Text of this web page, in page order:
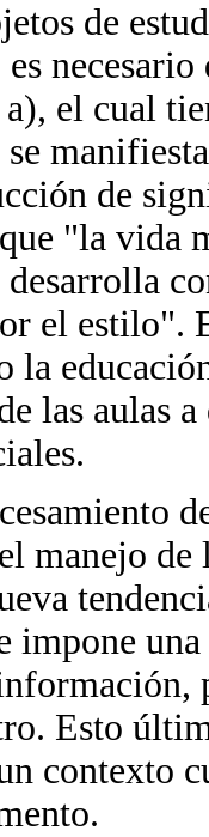
de
el cual
de
"la vida
el estilo".
la
las aulas
manejo
impone
Esto
contexto